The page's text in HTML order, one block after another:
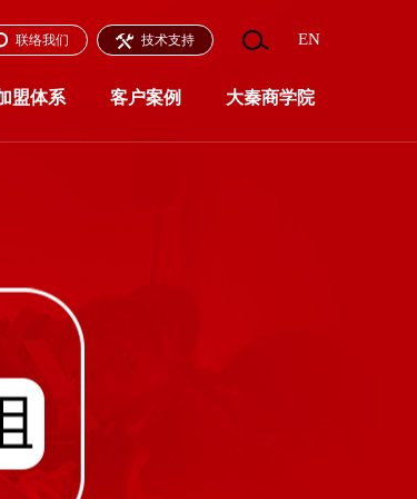
联络我们 技术支持 EN
盟体系 客户案例 大秦商学院